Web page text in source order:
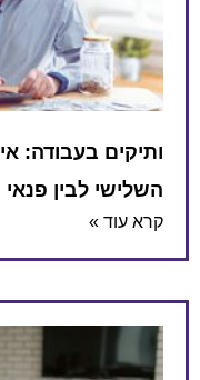
ותיקים בעבודה:
השלישי לבין
קרא עוד »